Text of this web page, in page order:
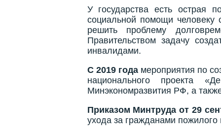
У государства есть острая
социальной помощи человеку
решить проблему
Правительством задачу
инвалидами.
С 2019 годамероприятия по
национального проекта
Минэкономразвития РФ, а
Приказом Минтруда от 29
ухода за гражданами